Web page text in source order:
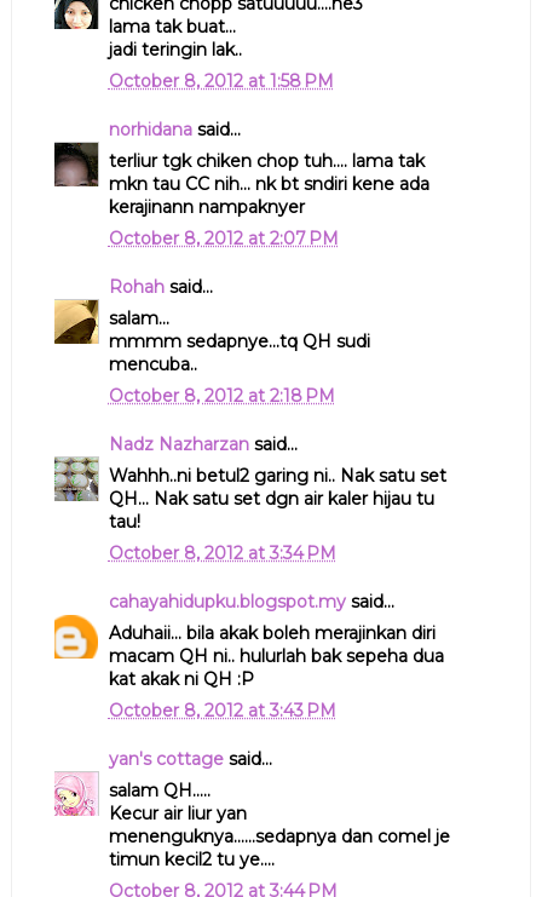
lama tak buat...
jadi teringin lak..
October 8, 2012 at 1:58 PM
norhidanasaid...
terliur tgk chiken chop tuh.... lama tak
mkn tau CC nih... nk bt sndiri kene ada
kerajinann nampaknyer
October 8, 2012 at 2:07 PM
Rohahsaid...
salam...
mmmm sedapnye...tq QH sudi
mencuba..
October 8, 2012 at 2:18 PM
Nadz Nazharzansaid...
Wahhh..ni betul2 garing ni.. Nak satu set
QH... Nak satu set dgn air kaler hijau tu
tau!
October 8, 2012 at 3:34 PM
cahayahidupku.blogspot.mysaid...
Aduhaii... bila akak boleh merajinkan diri
macam QH ni.. hulurlah bak sepeha dua
kat akak ni QH :P
October 8, 2012 at 3:43 PM
yan's cottagesaid...
salam QH.....
Kecur air liur yan
menenguknya......sedapnya dan comel je
timun kecil2 tu ye....
October 8, 2012 at 3:44 PM